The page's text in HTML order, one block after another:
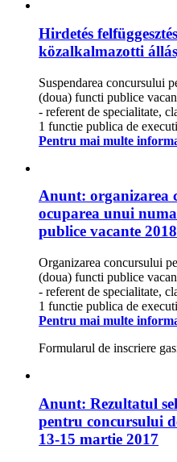
Hirdetés
közalkalmazotti
Suspendarea concursului
(doua) functi publice
- referent de specialitate,
1 functie publica de
Pentru mai multe
Anunt: organizarea
ocuparea unui
publice vacante 2018
Organizarea concursului
(doua) functi publice
- referent de specialitate,
1 functie publica de
Pentru mai multe
Formularul de inscriere
Anunt: Rezultatul
pentru concursului
13-15 martie 2017